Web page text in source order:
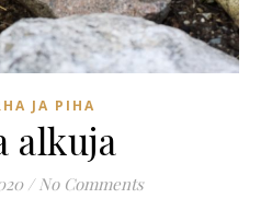
JA PIHA
alkuja
/ No Comments